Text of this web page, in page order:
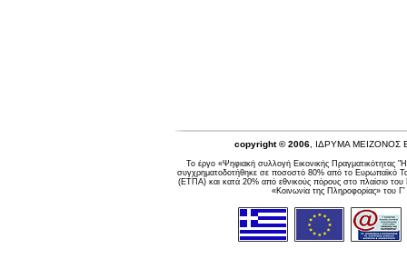
copyright © 2006 , ΙΔΡΥΜΑ ΜΕΙΖΟΝΟΣ
Το έργο «Ψηφιακή συλλογή Εικονικής Πραγματικότητας
συγχρηματοδοτήθηκε σε ποσοστό 80% από το Ευρωπαϊκό
(ΕΤΠΑ) και κατά 20% από εθνικούς πόρους στο πλαίσιο του
«Κοινωνία της Πληροφορίας» του